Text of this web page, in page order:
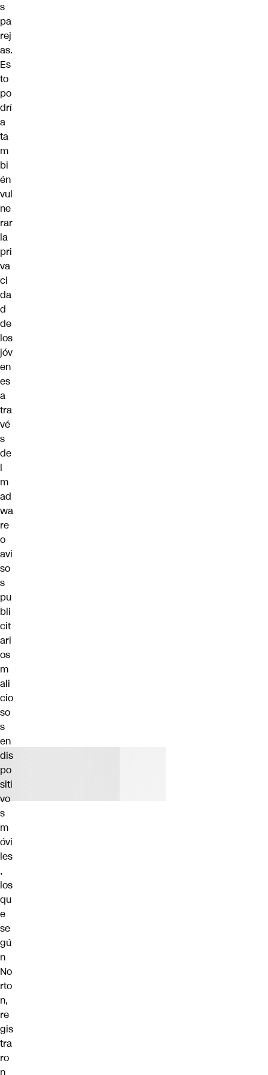
s
pa
rej
as.
Es
to
po
drí
a
ta
m
bi
én
vul
ne
rar
la
pri
va
ci
da
d
de
los
jóv
en
es
a
tra
vé
s
de
l
m
ad
wa
re
o
avi
so
s
pu
bli
cit
ari
os
m
ali
cio
so
s
en
dis
po
siti
vo
s
m
óvi
les
,
los
qu
e
se
gú
n
No
rto
n,
re
gis
tra
ro
n